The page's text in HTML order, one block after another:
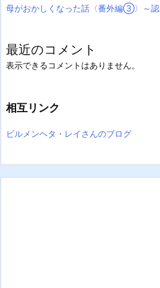
母がおかしくなった話〈番外編③〉～認
最近のコメント
表示できるコメントはありません。
相互リンク
ビルメンヘタ・レイさんのブログ